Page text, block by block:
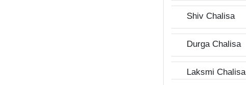
Shiv Chalisa
Durga Chalisa
Laksmi Chalisa